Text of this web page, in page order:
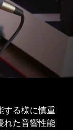
する様に慎重
れた音響性能